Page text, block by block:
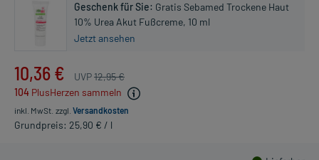
Geschenk für Sie: Gratis Sebamed Trockene Haut
10% Urea Akut Fußcreme, 10 ml
Jetzt ansehen
10,36 € UVP12,95 €
104 PlusHerzen sammeln
inkl. MwSt. zzgl. Versandkosten
Grundpreis: 25,90 € / l